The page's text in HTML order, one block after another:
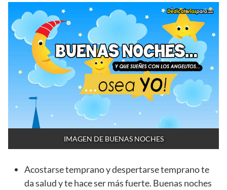
IMAGEN DE BUENAS NOCHES
Acostarse temprano y despertarse temprano te
da salud y te hace ser más fuerte. Buenas noches